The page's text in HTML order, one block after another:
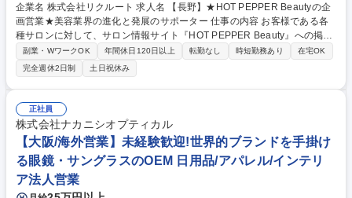
企業名 株式会社リクルート 求人名 【長野】★HOT PEPPER Beautyの企
画営業★美容業界の進化と発展のサポーター 仕事の内容 お客様である各
種サロンに対して、サロン情報サイト『HOT PEPPER Beauty』への掲載
などを通して、業界や担当地域のトレンドを把握し、クライアントの課題
に対して具体的な解決策を提案していただきます。 各種美容系サロンクラ
イアントへ新規・既存営業をお任せします。ただサービスを売るのではな
く、店舗集客UPの課題解決提案を行います。より効果のある記事提案/キ
ャンペーンや特別メニューの提案/店舗ブランディング企画提案等にも挑戦
できます。【例えば…】担当エリア内のヘア/ネイル/エステサロン・ジ
ム・ヨガ等に対し、『HOT PEPPER Beauty』を用いた集客支援と、『SA
LON BOARD』を用いた業務支援を実施します。 募集職種 【長野】★HO
T PEPPER Beautyの企画営業★美容業界の進化と発展のサポーター
副業・WワークOK 年間休日120日以上 転勤なし 時短勤務あり
在宅OK
完全週休2日制
土日祝休み
正社員
株式会社ナカニシオプティカル
【大阪/海外営業】未経験歓迎!世界的ブランドを手掛け
る眼鏡・サングラスのOEM 日用品/アパレル/インテリ
ア法人営業